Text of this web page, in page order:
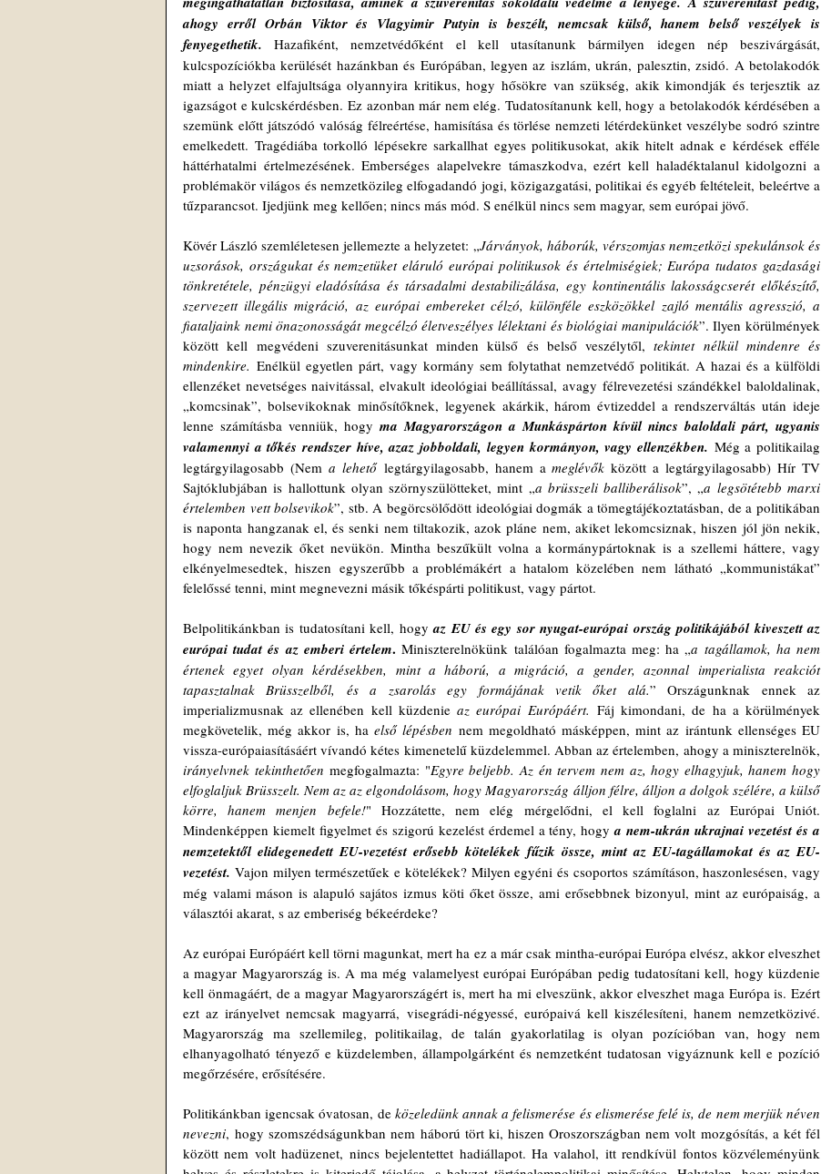
ahogy erről Orbán Viktor és Vlagyimir Putyin is beszélt, nemcsak külső, hanem belső veszélyek is
fenyegethetik. Hazafiként, nemzetvédőként el kell utasítanunk bármilyen idegen nép beszivárgását,
kulcspozíciókba kerülését hazánkban és Európában, legyen az iszlám, ukrán, palesztin, zsidó. A betolakodók
miatt a helyzet elfajultsága olyannyira kritikus, hogy hősökre van szükség, akik kimondják és terjesztik az
igazságot e kulcskérdésben. Ez azonban már nem elég. Tudatosítanunk kell, hogy a betolakodók kérdésében a
szemünk előtt játszódó valóság félreértése, hamisítása és törlése nemzeti létérdekünket veszélybe sodró szintre
emelkedett. Tragédiába torkolló lépésekre sarkallhat egyes politikusokat, akik hitelt adnak e kérdések efféle
háttérhatalmi értelmezésének. Emberséges alapelvekre támaszkodva, ezért kell haladéktalanul kidolgozni a
problémakör világos és nemzetközileg elfogadandó jogi, közigazgatási, politikai és egyéb feltételeit, beleértve a
tűzparancsot. Ijedjünk meg kellően; nincs más mód. S enélkül nincs sem magyar, sem európai jövő.
Kövér László szemléletesen jellemezte a helyzetet: „Járványok, háborúk, vérszomjas nemzetközi spekulánsok és
uzsorások, országukat és nemzetüket eláruló európai politikusok és értelmiségiek; Európa tudatos gazdasági
tönkretétele, pénzügyi eladósítása és társadalmi destabilizálása, egy kontinentális lakosságcserét előkészítő,
szervezett illegális migráció, az európai embereket célzó, különféle eszközökkel zajló mentális agresszió, a
fiataljaink nemi önazonosságát megcélzó életveszélyes lélektani és biológiai manipulációk”. Ilyen körülmények
között kell megvédeni szuverenitásunkat minden külső és belső veszélytől, tekintet nélkül mindenre és
mindenkire. Enélkül egyetlen párt, vagy kormány sem folytathat nemzetvédő politikát. A hazai és a külföldi
ellenzéket nevetséges naivitással, elvakult ideológiai beállítással, avagy félrevezetési szándékkel baloldalinak,
„komcsinak”, bolsevikoknak minősítőknek, legyenek akárkik, három évtizeddel a rendszerváltás után ideje
lenne számításba venniük, hogy ma Magyarországon a Munkáspárton kívül nincs baloldali párt, ugyanis
valamennyi a tőkés rendszer híve, azaz jobboldali, legyen kormányon, vagy ellenzékben. Még a politikailag
legtárgyilagosabb (Nem a lehető legtárgyilagosabb, hanem a meglévők között a legtárgyilagosabb) Hír TV
Sajtóklubjában is hallottunk olyan szörnyszülötteket, mint „a brüsszeli balliberálisok”, „a legsötétebb marxi
értelemben vett bolsevikok”, stb. A begörcsölődött ideológiai dogmák a tömegtájékoztatásban, de a politikában
is naponta hangzanak el, és senki nem tiltakozik, azok pláne nem, akiket lekomcsiznak, hiszen jól jön nekik,
hogy nem nevezik őket nevükön. Mintha beszűkült volna a kormánypártoknak is a szellemi háttere, vagy
elkényelmesedtek, hiszen egyszerűbb a problémákért a hatalom közelében nem látható „kommunistákat”
felelőssé tenni, mint megnevezni másik tőkéspárti politikust, vagy pártot.
Belpolitikánkban is tudatosítani kell, hogy az EU és egy sor nyugat-európai ország politikájából kiveszett az
európai tudat és az emberi értelem. Miniszterelnökünk találóan fogalmazta meg: ha „a tagállamok, ha nem
értenek egyet olyan kérdésekben, mint a háború, a migráció, a gender, azonnal imperialista reakciót
tapasztalnak Brüsszelből, és a zsarolás egy formájának vetik őket alá.” Országunknak ennek az
imperializmusnak az ellenében kell küzdenie az európai Európáért. Fáj kimondani, de ha a körülmények
megkövetelik, még akkor is, ha első lépésben nem megoldható másképpen, mint az irántunk ellenséges EU
irányelvnek tekinthetően megfogalmazta: "Egyre beljebb. Az én tervem nem az, hogy elhagyjuk, hanem hogy
elfoglaljuk Brüsszelt. Nem az az elgondolásom, hogy Magyarország álljon félre, álljon a dolgok szélére, a külső
körre, hanem menjen befele!" Hozzátette, nem elég mérgelődni, el kell foglalni az Európai Uniót.
Mindenképpen kiemelt figyelmet és szigorú kezelést érdemel a tény, hogy a nem-ukrán ukrajnai vezetést és a
nemzetektől elidegenedett EU-vezetést erősebb kötelékek fűzik össze, mint az EU-tagállamokat és az EU-
vezetést. Vajon milyen természetűek e kötelékek? Milyen egyéni és csoportos számításon, haszonlesésen, vagy
még valami máson is alapuló sajátos izmus köti őket össze, ami erősebbnek bizonyul, mint az európaiság, a
választói akarat, s az emberiség békeérdeke?
Az európai Európáért kell törni magunkat, mert ha ez a már csak mintha-európai Európa elvész, akkor elveszhet
a magyar Magyarország is. A ma még valamelyest európai Európában pedig tudatosítani kell, hogy küzdenie
kell önmagáért, de a magyar Magyarországért is, mert ha mi elveszünk, akkor elveszhet maga Európa is. Ezért
ezt az irányelvet nemcsak magyarrá, visegrádi-négyessé, európaivá kell kiszélesíteni, hanem nemzetközivé.
Magyarország ma szellemileg, politikailag, de talán gyakorlatilag is olyan pozícióban van, hogy nem
elhanyagolható tényező e küzdelemben, állampolgárként és nemzetként tudatosan vigyáznunk kell e pozíció
megőrzésére, erősítésére.
Politikánkban igencsak óvatosan, de közeledünk annak a felismerése és elismerése felé is, de nem merjük néven
nevezni, hogy szomszédságunkban nem háború tört ki, hiszen Oroszországban nem volt mozgósítás, a két fél
között nem volt hadüzenet, nincs bejelentettet hadiállapot. Ha valahol, itt rendkívül fontos közvéleményünk